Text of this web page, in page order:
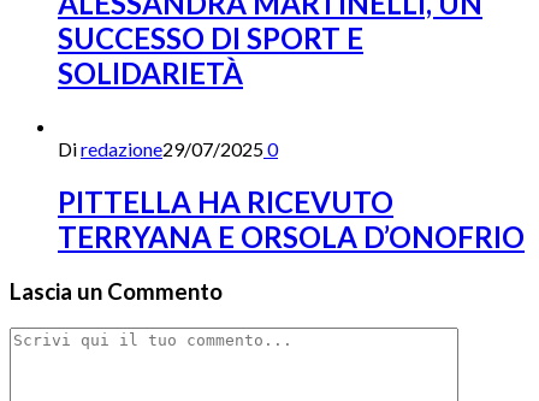
SUCCESSO DI SPORT E
SOLIDARIETÀ
Diredazione29/07/20250
PITTELLA HA RICEVUTO
TERRYANA E ORSOLA D’ONOFRIO
Lascia un Commento